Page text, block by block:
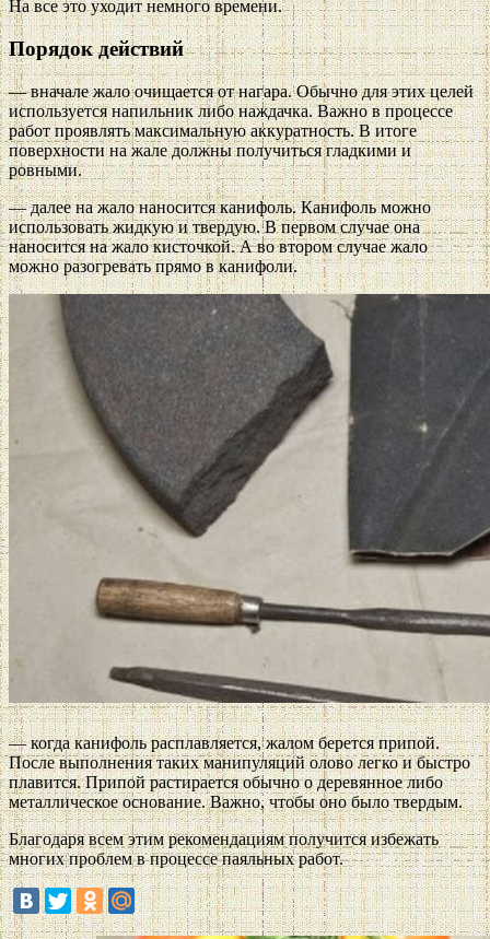
На все это уходит немного времени.
Порядок действий
— вначале жало очищается от нагара. Обычно для этих целей
используется напильник либо наждачка. Важно в процессе
работ проявлять максимальную аккуратность. В итоге
поверхности на жале должны получиться гладкими и
ровными.
— далее на жало наносится канифоль. Канифоль можно
использовать жидкую и твердую. В первом случае она
наносится на жало кисточкой. А во втором случае жало
можно разогревать прямо в канифоли.
— когда канифоль расплавляется, жалом берется припой.
После выполнения таких манипуляций олово легко и быстро
плавится. Припой растирается обычно о деревянное либо
металлическое основание. Важно, чтобы оно было твердым.
Благодаря всем этим рекомендациям получится избежать
многих проблем в процессе паяльных работ.